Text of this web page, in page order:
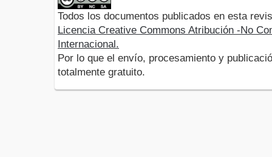
Todos los documentos publicados en esta
Licencia Creative Commons Atribución -No
Internacional.
Por lo que el envío, procesamiento y
totalmente gratuito.